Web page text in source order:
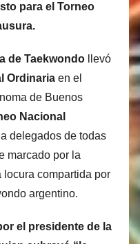
para el Torneo
de Taekwondo llevó
Ordinaria en el
de Buenos
Nacional
delegados de todas
marcado por la
compartida por
argentino.
el presidente de la